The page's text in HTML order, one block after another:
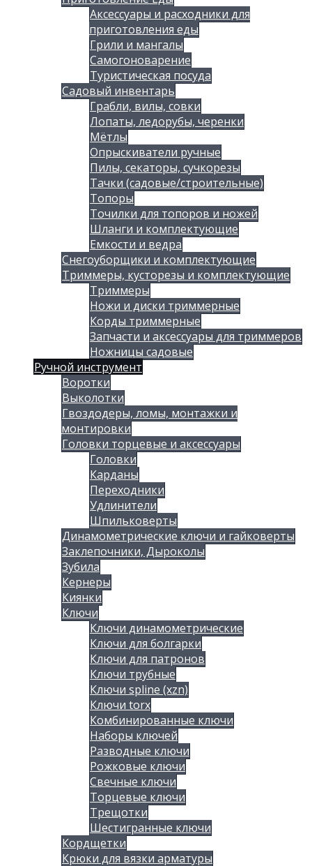
Аксессуары и расходники для
приготовления еды
Грили и мангалы
Самогоноварение
Туристическая посуда
Садовый инвентарь
Грабли, вилы, совки
Лопаты, ледорубы, черенки
Мётлы
Опрыскиватели ручные
Пилы, секаторы, сучкорезы
Тачки (садовые/строительные)
Топоры
Точилки для топоров и ножей
Шланги и комплектующие
Емкости и ведра
Снегоуборщики и комплектующие
Триммеры, кусторезы и комплектующие
Триммеры
Ножи и диски триммерные
Корды триммерные
Запчасти и аксессуары для триммеров
Ножницы садовые
Ручной инструмент
Воротки
Выколотки
Гвоздодеры, ломы, монтажки и
монтировки
Головки торцевые и аксессуары
Головки
Карданы
Переходники
Удлинители
Шпильковерты
Динамометрические ключи и гайковерты
Заклепочники, Дыроколы
Зубила
Кернеры
Киянки
Ключи
Ключи динамометрические
Ключи для болгарки
Ключи для патронов
Ключи трубные
Ключи spline (xzn)
Ключи torx
Комбинированные ключи
Наборы ключей
Разводные ключи
Рожковые ключи
Свечные ключи
Торцевые ключи
Трещотки
Шестигранные ключи
Кордщетки
Крюки для вязки арматуры